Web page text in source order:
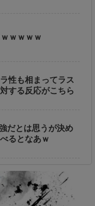
ｗｗｗｗ
性も相まってラス
する反応がこちら
だとは思うが決め
るとなあｗ